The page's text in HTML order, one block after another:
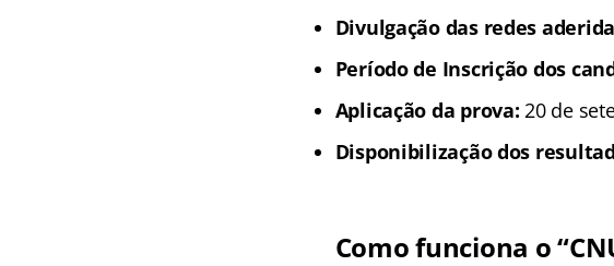
Divulgação das redes
Período de Inscrição dos
Aplicação da prova: 20 de
Disponibilização dos
Como funciona o